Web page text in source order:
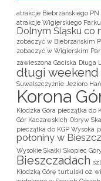
atrakcje Biebrzańskiego PN
atrakcje Wigierskiego
Dolnym Śląsku co
zobaczyć w Biebrzańskim
zobaczyć w Wigierskim
zawieszona Gaciska Długa
długi weekend
Suwalszczyźnie Jezioro
Korona
Kłodzka Góra pieczątka do
Gór Kaczawskich Obryw
pieczątka do KGP Wysoka
połoniny w
Wysokie Skałki Skopiec
Bieszczadach
Kłodzką Górę turtulski oz